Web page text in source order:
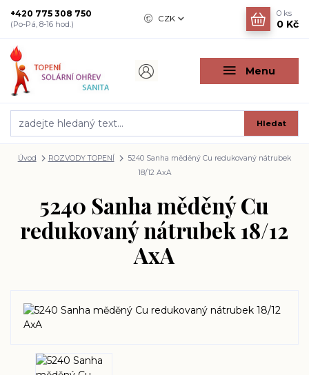
Menu
CZK
Hledat
+420 775 308 750
(Po-Pá, 8-16 hod.)
0 ks
0 Kč
Úvod ROZVODY TOPENÍ
5240 Sanha měděný Cu redukovaný nátrubek
18/12 AxA
5240 Sanha měděný Cu
redukovaný nátrubek 18/12
AxA